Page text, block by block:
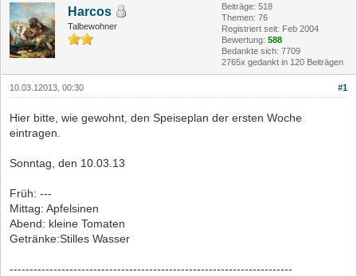
Harcos
Talbewohner
Beiträge: 518
Themen: 76
Registriert seit: Feb 2004
Bewertung: 588
Bedankte sich: 7709
2765x gedankt in 120 Beiträgen
#1
10.03.12013, 00:30
Hier bitte, wie gewohnt, den Speiseplan der ersten Woche
eintragen.
Sonntag, den 10.03.13
Früh: ---
Mittag: Apfelsinen
Abend: kleine Tomaten
Getränke:Stilles Wasser
-----------------------------------------------------------------------